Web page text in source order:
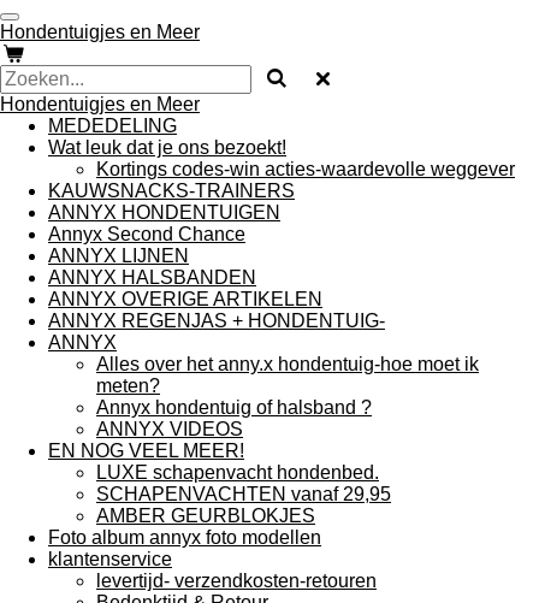
Ga
direct
naar
de
hoofdinhoud
Hondentuigjes en Meer
Hondentuigjes en Meer
MEDEDELING
Wat leuk dat je ons bezoekt!
Kortings codes-win acties-waardevolle weggever
KAUWSNACKS-TRAINERS
ANNYX HONDENTUIGEN
Annyx Second Chance
ANNYX LIJNEN
ANNYX HALSBANDEN
ANNYX OVERIGE ARTIKELEN
ANNYX REGENJAS + HONDENTUIG-
ANNYX
Alles over het anny.x hondentuig-hoe moet ik
meten?
Annyx hondentuig of halsband ?
ANNYX VIDEOS
EN NOG VEEL MEER!
LUXE schapenvacht hondenbed.
SCHAPENVACHTEN vanaf 29,95
AMBER GEURBLOKJES
Foto album annyx foto modellen
klantenservice
levertijd- verzendkosten-retouren